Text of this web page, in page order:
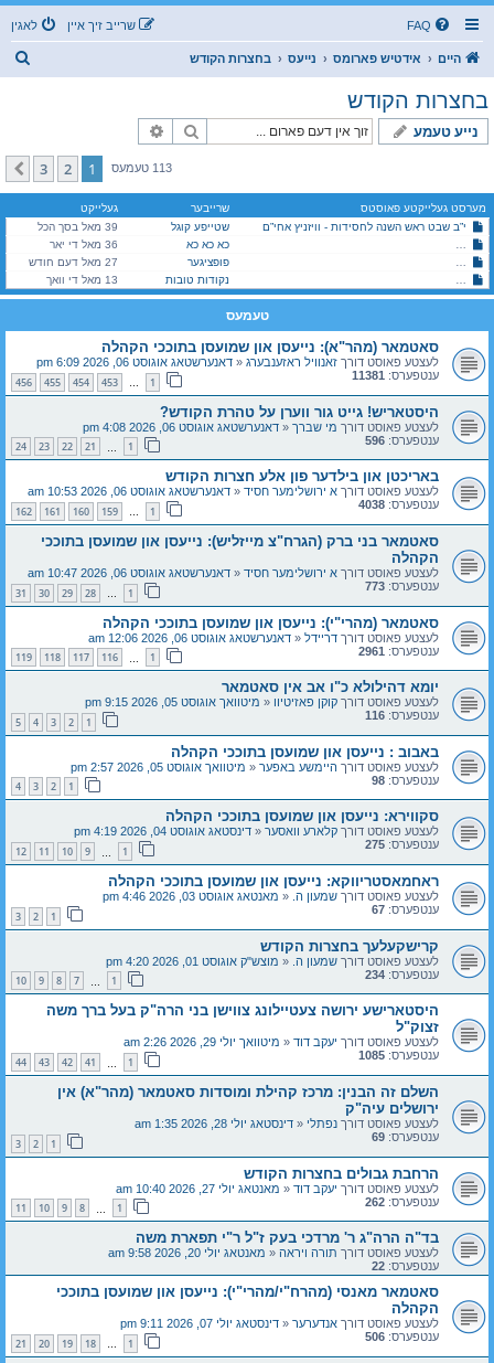
FAQ לאגין שרייב זיך איין
היים אידטיש פארומס נייעס בחצרות הקודש
בחצרות הקודש
נייע טעמע זוך
113 טעמעס 1
2
3
קומענדיגע
מערסט געלייקטע פאוסטס שרייבער
געלייקט
י”ב שבט ראש השנה לחסידות - וויזניץ אחי”ם
שטייפע קוגל
39 מאל בסך הכל
היסטארישע ירושה צעטיילונג צווישן בני הרה"ק בעל ברך משה זצוק"ל
כא כא כא
36 מאל די יאר
סאטמאר (מהר"א): נייעסן און שמועסן בתוככי הקהלהפופציגער
27 מאל דעם חודש
סאטמאר (מהר"א): נייעסן און שמועסן בתוככי הקהלהנקודות טובות 13 מאל די וואך
טעמעס
סאטמאר (מהר"א): נייעסן און שמועסן בתוככי הקהלה
לעצטע פאוסט דורך זאנוויל ראזענבערג « דאנערשטאג אוגוסט 06, 2026 6:09 pm
ענטפערס: 11381
1
…
453
454
455
456
היסטאריש! גייט גור ווערן על טהרת הקודש?
לעצטע פאוסט דורך מי שברך « דאנערשטאג אוגוסט 06, 2026 4:08 pm
ענטפערס: 596
1
21
22
23
24
באריכטן און בילדער פון אלע חצרות הקודש
לעצטע פאוסט דורך א ירושלימער חסיד « דאנערשטאג אוגוסט 06, 2026 10:53 am
ענטפערס: 4038
1
…
159
160
161
162
סאטמאר בני ברק (הגרח"צ מייזליש): נייעסן און שמועסן בתוככי
הקהלה
לעצטע פאוסט דורך א ירושלימער חסיד « דאנערשטאג אוגוסט 06, 2026 10:47 am
ענטפערס: 773
1
…
28
29
30
31
סאטמאר (מהרי"י): נייעסן און שמועסן בתוככי הקהלה
לעצטע פאוסט דורך דריידל « דאנערשטאג אוגוסט 06, 2026 12:06 am
ענטפערס: 2961
1
116
117
118
119
יומא דהילולא כ"ו אב אין סאטמאר
לעצטע פאוסט דורך קוקן פאזיטיוו « מיטוואך אוגוסט 05, 2026 9:15 pm
ענטפערס: 116
1
2
3
4
5
באבוב : נייעסן און שמועסן בתוככי הקהלה
לעצטע פאוסט דורך היימשע באפער « מיטוואך אוגוסט 05, 2026 2:57 pm
ענטפערס: 98
1
2
3
4
סקווירא: נייעסן און שמועסן בתוככי הקהלה
לעצטע פאוסט דורך קלארע וואסער « דינסטאג אוגוסט 04, 2026 4:19 pm
ענטפערס: 275
1
9
10
11
12
ראחמאסטריווקא: נייעסן און שמועסן בתוככי הקהלה
לעצטע פאוסט דורך שמעון ה. « מאנטאג אוגוסט 03, 2026 4:46 pm
ענטפערס: 67
1
2
3
קרישקעלעך בחצרות הקודש
לעצטע פאוסט דורך שמעון ה. « מוצש"ק אוגוסט 01, 2026 4:20 pm
ענטפערס: 234
1
7
8
9
10
היסטארישע ירושה צעטיילונג צווישן בני הרה"ק בעל ברך משה
זצוק"ל
לעצטע פאוסט דורך יעקב דוד « מיטוואך יולי 29, 2026 2:26 am
ענטפערס: 1085
1
41
42
43
44
השלם זה הבנין: מרכז קהילת ומוסדות סאטמאר (מהר"א) אין
ירושלים עיה"ק
לעצטע פאוסט דורך נפתלי « דינסטאג יולי 28, 2026 1:35 am
ענטפערס: 69
1
2
3
הרחבת גבולים בחצרות הקודש
לעצטע פאוסט דורך יעקב דוד « מאנטאג יולי 27, 2026 10:40 am
ענטפערס: 262
1
8
9
10
11
בד"ה הרה"ג ר' מרדכי בעק ז"ל ר"י תפארת משה
לעצטע פאוסט דורך תורה ויראה « מאנטאג יולי 20, 2026 9:58 am
ענטפערס: 22
סאטמאר מאנסי (מהרח"י/מהרי"י): נייעסן און שמועסן בתוככי
הקהלה
לעצטע פאוסט דורך אנדערער « דינסטאג יולי 07, 2026 9:11 pm
ענטפערס: 506
1
…
18
19
20
21